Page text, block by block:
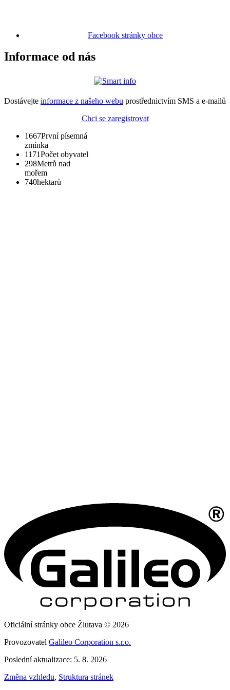
Facebook stránky obce
Informace od nás
Dostávejte informace z našeho webu prostřednictvím SMS a e-mailů
Chci se zaregistrovat
1667První písemná
zmínka
1171Počet obyvatel
298Metrů nad
mořem
740hektarů
Oficiální stránky obce Žlutava © 2026
Provozovatel Galileo Corporation s.r.o.
Poslední aktualizace: 5. 8. 2026
Změna vzhledu, Struktura stránek